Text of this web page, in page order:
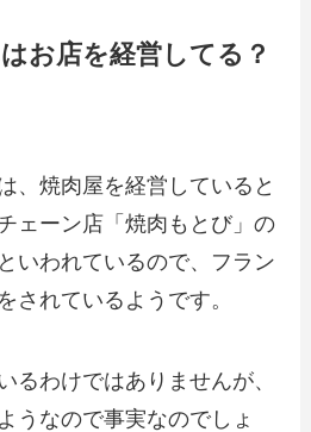
お店を経営してる？
、焼肉屋を経営していると
ェーン店「焼肉もとび」の
いわれているので、フラン
されているようです。
るわけではありませんが、
うなので事実なのでしょ